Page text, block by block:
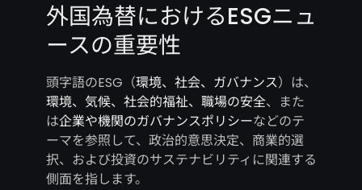
外国為替におけるESGニュ
ースの重要性
頭字語のESG（環境、社会、ガバナンス）は、
環境、気候、社会的福祉、職場の安全、また
は企業や機関のガバナンスポリシーなどのテ
ーマを参照して、政治的意思決定、商業的選
択、および投資のサステナビリティに関連する
側面を指します。